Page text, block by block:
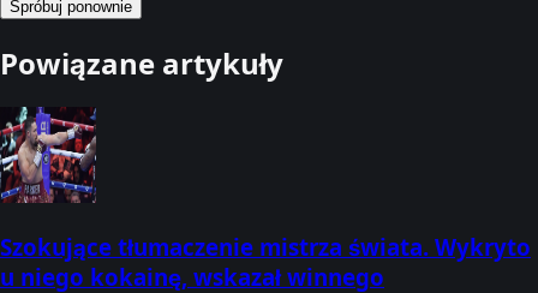
Spróbuj ponownie
Powiązane artykuły
Szokujące tłumaczenie mistrza świata. Wykryto
u niego kokainę, wskazał winnego